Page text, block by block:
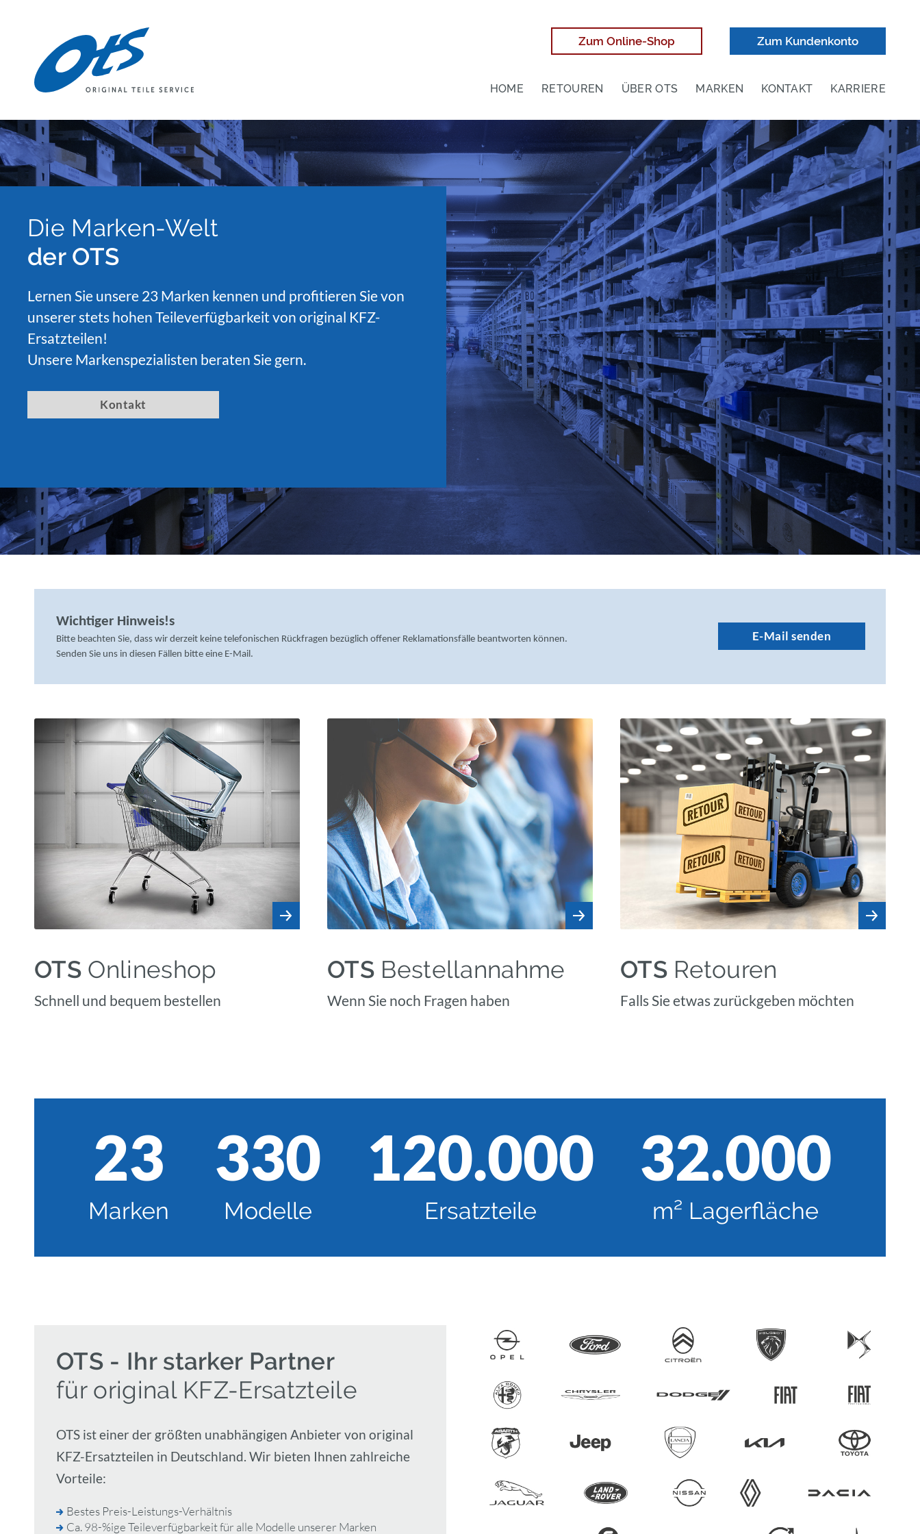
Zum Online-Shop Zum Kundenkonto
HOME RETOUREN ÜBER OTS MARKEN KONTAKT KARRIERE
Die Marken-Welt
der OTS
Lernen Sie unsere 23 Marken kennen und profitieren Sie von
unserer stets hohen Teileverfügbarkeit von original KFZ-
Ersatzteilen!
Unsere Markenspezialisten beraten Sie gern.
Kontakt
Wichtiger Hinweis!s
Bitte beachten Sie, dass wir derzeit keine telefonischen Rückfragen bezüglich offener Reklamationsfälle beantworten können.
Senden Sie uns in diesen Fällen bitte eine E-Mail.
E-Mail senden
OTSOnlineshop
Schnell und bequem bestellen
OTSBestellannahme
Wenn Sie noch Fragen haben
OTSRetouren
Falls Sie etwas zurückgeben möchten
23
Marken
330
Modelle
120.000
Ersatzteile
32.000
m² Lagerfläche
OTS - Ihr starker Partner
für original KFZ-Ersatzteile
OTS ist einer der größten unabhängigen Anbieter von original
KFZ-Ersatzteilen in Deutschland. Wir bieten Ihnen zahlreiche
Vorteile:
Bestes Preis-Leistungs-Verhältnis
Ca. 98-%ige Teileverfügbarkeit für alle Modelle unserer Marken